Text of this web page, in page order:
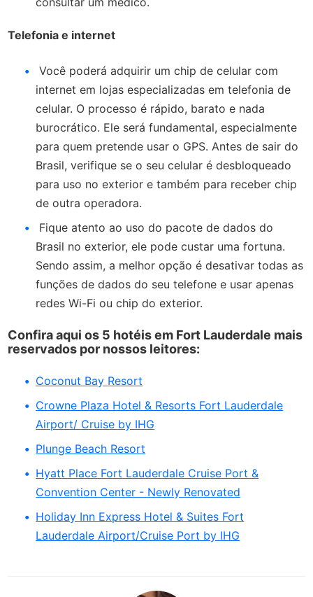
Telefonia e internet
Você poderá adquirir um chip de celular com
internet em lojas especializadas em telefonia de
celular. O processo é rápido, barato e nada
burocrático. Ele será fundamental, especialmente
para quem pretende usar o GPS. Antes de sair do
Brasil, verifique se o seu celular é desbloqueado
para uso no exterior e também para receber chip
de outra operadora.
Fique atento ao uso do pacote de dados do
Brasil no exterior, ele pode custar uma fortuna.
Sendo assim, a melhor opção é desativar todas as
funções de dados do seu telefone e usar apenas
redes Wi-Fi ou chip do exterior.
Confira aqui os 5 hotéis em Fort Lauderdale mais
reservados por nossos leitores:
Coconut Bay Resort
Crowne Plaza Hotel & Resorts Fort Lauderdale
Airport/ Cruise by IHG
Plunge Beach Resort
Hyatt Place Fort Lauderdale Cruise Port &
Convention Center - Newly Renovated
Holiday Inn Express Hotel & Suites Fort
Lauderdale Airport/Cruise Port by IHG